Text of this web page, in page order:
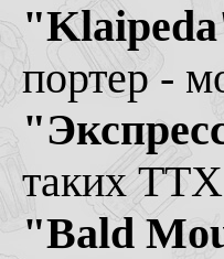
портер -
таких ТТХ
"Bald